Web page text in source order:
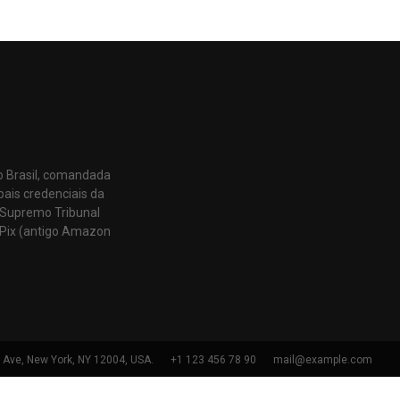
Brasil, comandada
credenciais da
Tribunal
(antigo Amazon
New York, NY 12004, USA. +1 123 456 78 90 mail@example.com